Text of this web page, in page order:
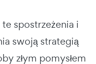
spostrzeżenia i
swoją strategią
złym pomysłem